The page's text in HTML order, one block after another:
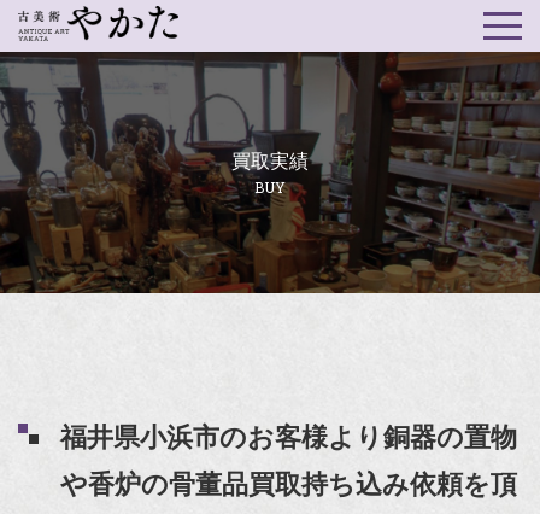
買取実績
BUY
福井県小浜市のお客様より銅器の置物
や香炉の骨董品買取持ち込み依頼を頂